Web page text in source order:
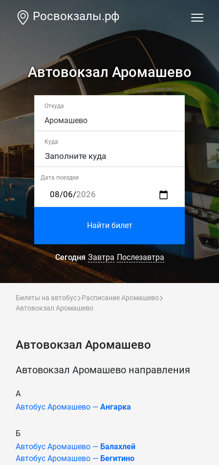
Росвокзалы.рф
Автовокзал Аромашево
Откуда
Аромашево
Куда
Дата поездки
Найти билет
Сегодня Завтра Послезавтра
Билеты на автобус
Расписание Аромашево
Автовокзал Аромашево
Автовокзал Аромашево
Автовокзал Аромашево направления
А
Автобус Аромашево — Ангарка
Б
Автобус Аромашево — Балахлей
Автобус Аромашево — Бегитино